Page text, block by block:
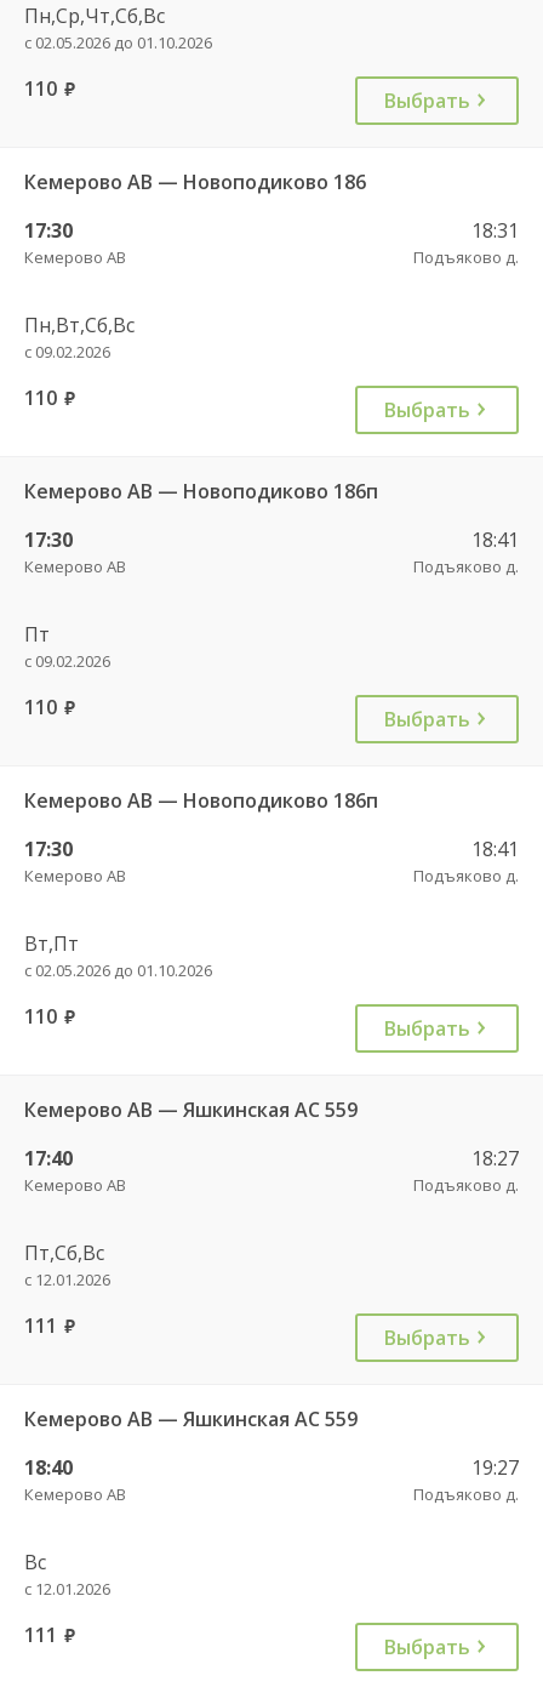
Пн,Ср,Чт,Сб,Вс
с 02.05.2026 до 01.10.2026
110 руб. Выбрать
Кемерово АВ — Новоподиково 186
17:30
Кемерово АВ
18:31
Подъяково д.
Пн,Вт,Сб,Вс
с 09.02.2026
110 руб. Выбрать
Кемерово АВ — Новоподиково 186п
17:30
Кемерово АВ
18:41
Подъяково д.
Пт
с 09.02.2026
110 руб. Выбрать
Кемерово АВ — Новоподиково 186п
17:30
Кемерово АВ
18:41
Подъяково д.
Вт,Пт
с 02.05.2026 до 01.10.2026
110 руб. Выбрать
Кемерово АВ — Яшкинская АС 559
17:40
Кемерово АВ
18:27
Подъяково д.
Пт,Сб,Вс
с 12.01.2026
111 руб. Выбрать
Кемерово АВ — Яшкинская АС 559
18:40
Кемерово АВ
19:27
Подъяково д.
Вс
с 12.01.2026
111 руб. Выбрать